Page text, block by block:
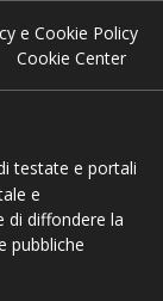
e Cookie Policy
Cookie Center
testate e portali
e
di diffondere la
pubbliche